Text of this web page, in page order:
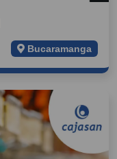
Bucaramanga